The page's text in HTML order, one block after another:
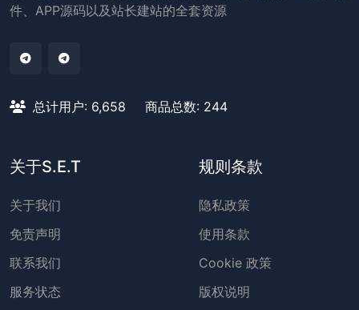
件、APP源码以及站长建站的全套资源
总计用户: 6,658 商品总数: 244
关于S.E.T
关于我们
免责声明
联系我们
服务状态
规则条款
隐私政策
使用条款
Cookie 政策
版权说明